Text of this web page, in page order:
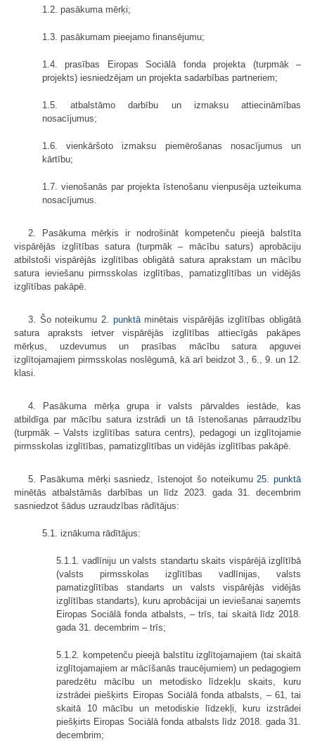
1.2. pasākuma mērķi;
1.3. pasākumam pieejamo finansējumu;
1.4. prasības Eiropas Sociālā fonda projekta (turpmāk –
projekts) iesniedzējam un projekta sadarbības partneriem;
1.5. atbalstāmo darbību un izmaksu attiecināmības
nosacījumus;
1.6. vienkāršoto izmaksu piemērošanas nosacījumus un
kārtību;
1.7. vienošanās par projekta īstenošanu vienpusēja uzteikuma
nosacījumus.
2. Pasākuma mērķis ir nodrošināt kompetenču pieejā balstīta
vispārējās izglītības satura (turpmāk – mācību saturs) aprobāciju
atbilstoši vispārējās izglītības obligātā satura aprakstam un mācību
satura ieviešanu pirmsskolas izglītības, pamatizglītības un vidējās
izglītības pakāpē.
3. Šo noteikumu 2. punktāminētais vispārējās izglītības obligātā
satura apraksts ietver vispārējās izglītības attiecīgās pakāpes
mērķus, uzdevumus un prasības mācību satura apguvei
izglītojamajiem pirmsskolas noslēgumā, kā arī beidzot 3., 6., 9. un 12.
klasi.
4. Pasākuma mērķa grupa ir valsts pārvaldes iestāde, kas
atbildīga par mācību satura izstrādi un tā īstenošanas pārraudzību
(turpmāk – Valsts izglītības satura centrs), pedagogi un izglītojamie
pirmsskolas izglītības, pamatizglītības un vidējās izglītības pakāpē.
5. Pasākuma mērķi sasniedz, īstenojot šo noteikumu 25. punktā
minētās atbalstāmās darbības un līdz 2023. gada 31. decembrim
sasniedzot šādus uzraudzības rādītājus:
5.1. iznākuma rādītājus:
5.1.1. vadlīniju un valsts standartu skaits vispārējā izglītībā
(valsts pirmsskolas izglītības vadlīnijas, valsts
pamatizglītības standarts un valsts vispārējās vidējās
izglītības standarts), kuru aprobācijai un ieviešanai saņemts
Eiropas Sociālā fonda atbalsts, – trīs, tai skaitā līdz 2018.
gada 31. decembrim – trīs;
5.1.2. kompetenču pieejā balstītu izglītojamajiem (tai skaitā
izglītojamajiem ar mācīšanās traucējumiem) un pedagogiem
paredzētu mācību un metodisko līdzekļu skaits, kuru
izstrādei piešķirts Eiropas Sociālā fonda atbalsts, – 61, tai
skaitā 10 mācību un metodiskie līdzekļi, kuru izstrādei
piešķirts Eiropas Sociālā fonda atbalsts līdz 2018. gada 31.
decembrim;